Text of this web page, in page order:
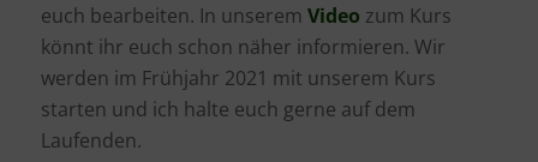
euch bearbeiten. In unserem Video zum Kurs
könnt ihr euch schon näher informieren. Wir
werden im Frühjahr 2021 mit unserem Kurs
starten und ich halte euch gerne auf dem
Laufenden.